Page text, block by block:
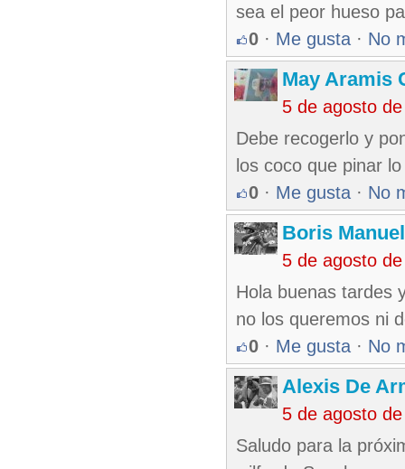
sea el peor hueso
0 · Me gusta · No
May Aramis
5 de agosto
Debe recogerlo y
los coco que pinar
0 · Me gusta · No
Boris
5 de agosto
Hola buenas tardes
no los queremos ni
0 · Me gusta · No
Alexis De
5 de agosto
Saludo para la